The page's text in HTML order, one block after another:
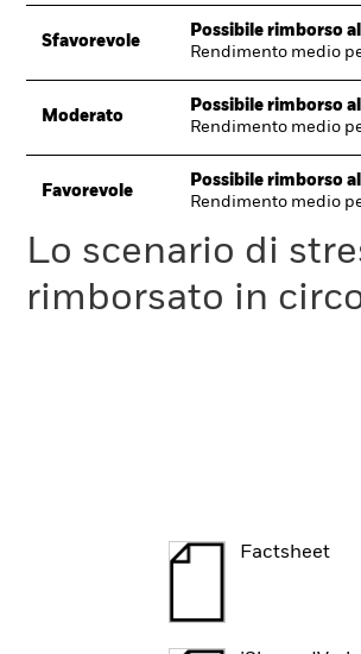
Sfavorevole
Possibile rimborso
Rendimento medio
Moderato
Possibile rimborso
Rendimento medio
Favorevole
Possibile rimborso
Rendimento medio
Lo scenario di
rimborsato in
Factsheet